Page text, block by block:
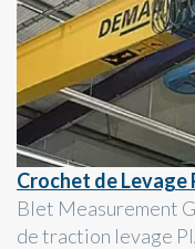
Crochet de Levage
Blet Measurement
de traction levage